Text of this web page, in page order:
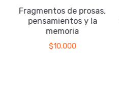
Fragmentos de prosas,
pensamientos y la
memoria
$10.000